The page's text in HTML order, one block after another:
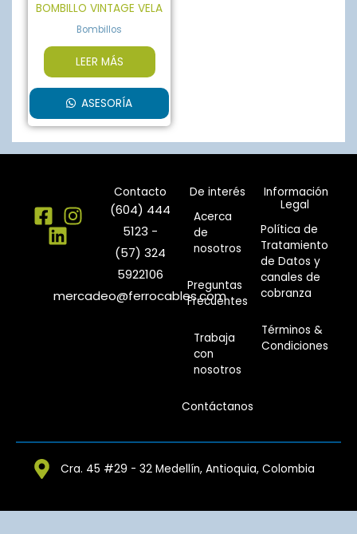
BOMBILLO VINTAGE VELA
Bombillos
LEER MÁS
ASESORÍA
Contacto
(604) 444
5123 -
(57) 324
5922106
mercadeo@ferrocables.com
De interés
Acerca
de
nosotros
Preguntas
Frecuentes
Trabaja
con
nosotros
Contáctanos
Información
Legal
Política de
Tratamiento
de Datos y
canales de
cobranza
Términos &
Condiciones
Cra. 45 #29 - 32 Medellín, Antioquia, Colombia